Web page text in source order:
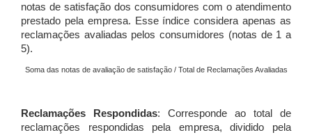
notas de satisfação dos consumidores com o atendimento
prestado pela empresa. Esse índice considera apenas as
reclamações avaliadas pelos consumidores (notas de 1 a
5).
Soma das notas de avaliação de satisfação / Total de Reclamações Avaliadas
Reclamações Respondidas: Corresponde ao total de
reclamações respondidas pela empresa, dividido pela